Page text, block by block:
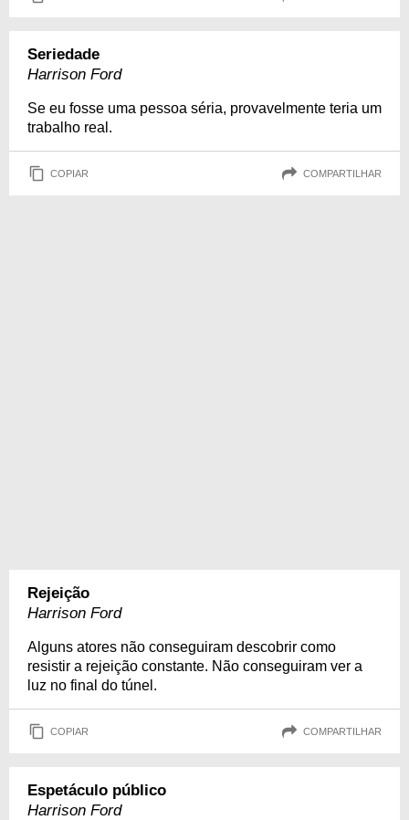
Seriedade
Harrison Ford
Se eu fosse uma pessoa séria, provavelmente teria um
trabalho real.
COPIAR COMPARTILHAR
Rejeição
Harrison Ford
Alguns atores não conseguiram descobrir como
resistir a rejeição constante. Não conseguiram ver a
luz no final do túnel.
COPIAR COMPARTILHAR
Espetáculo público
Harrison Ford